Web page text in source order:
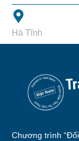
Hà Tĩnh
Chương trình